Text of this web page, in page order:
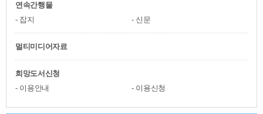
연속간행물
잡지
신문
멀티미디어자료
희망도서신청
이용안내
이용신청